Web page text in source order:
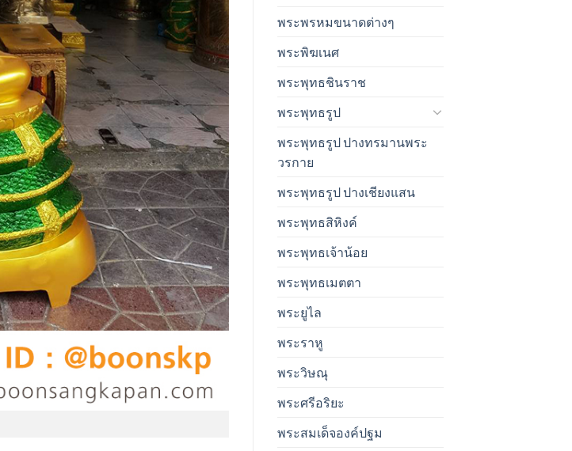
พระพรหมขนาดต่างๆ
พระพิฆเนศ
พระพุทธชินราช
พระพุทธรูป
พระพุทธรูป ปางทรมานพระ
วรกาย
พระพุทธรูป ปางเชียงแสน
พระพุทธสิหิงค์
พระพุทธเจ้าน้อย
พระพุทธเมตตา
พระยูไล
พระราหู
พระวิษณุ
พระศรีอริยะ
พระสมเด็จองค์ปฐม